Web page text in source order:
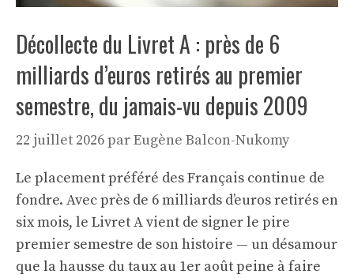
Décollecte du Livret A : près de 6
milliards d’euros retirés au premier
semestre, du jamais-vu depuis 2009
22 juillet 2026parEugène Balcon-Nukomy
Le placement préféré des Français continue de
fondre. Avec près de 6 milliards d’euros retirés en
six mois, le Livret A vient de signer le pire
premier semestre de son histoire — un désamour
que la hausse du taux au 1er août peine à faire